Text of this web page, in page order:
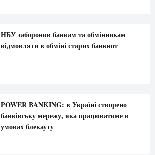
НБУ заборонив банкам та обмінникам
відмовляти в обміні старих банкнот
POWER BANKING: в Україні створено
банківську мережу, яка працюватиме в
умовах блекауту